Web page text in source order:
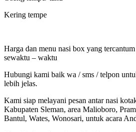
Kering tempe
Harga dan menu nasi box yang
sewaktu – waktu
Hubungi kami baik wa / sms / telpon
lebih jelas.
Kami siap melayani pesan antar nasi
Kabupaten Sleman, area Malioboro,
Bantul, Wates, Wonosari, untuk acara